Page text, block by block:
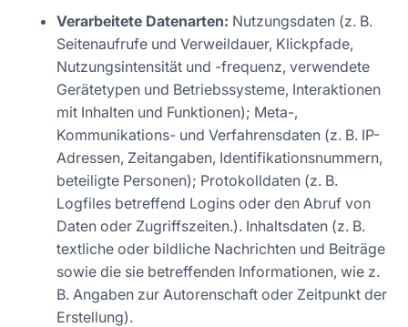
Verarbeitete Datenarten: Nutzungsdaten (z. B.
Seitenaufrufe und Verweildauer, Klickpfade,
Nutzungsintensität und -frequenz, verwendete
Gerätetypen und Betriebssysteme, Interaktionen
mit Inhalten und Funktionen); Meta-,
Kommunikations- und Verfahrensdaten (z. B. IP-
Adressen, Zeitangaben, Identifikationsnummern,
beteiligte Personen); Protokolldaten (z. B.
Logfiles betreffend Logins oder den Abruf von
Daten oder Zugriffszeiten.). Inhaltsdaten (z. B.
textliche oder bildliche Nachrichten und Beiträge
sowie die sie betreffenden Informationen, wie z.
B. Angaben zur Autorenschaft oder Zeitpunkt der
Erstellung).